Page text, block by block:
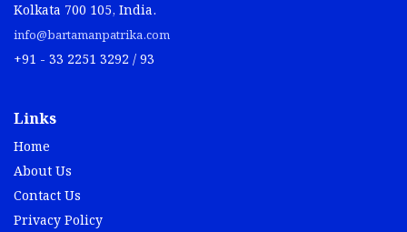
Kolkata 700 105, India.
info@bartamanpatrika.com
+91 - 33 2251 3292 / 93
Links
Home
About Us
Contact Us
Privacy Policy